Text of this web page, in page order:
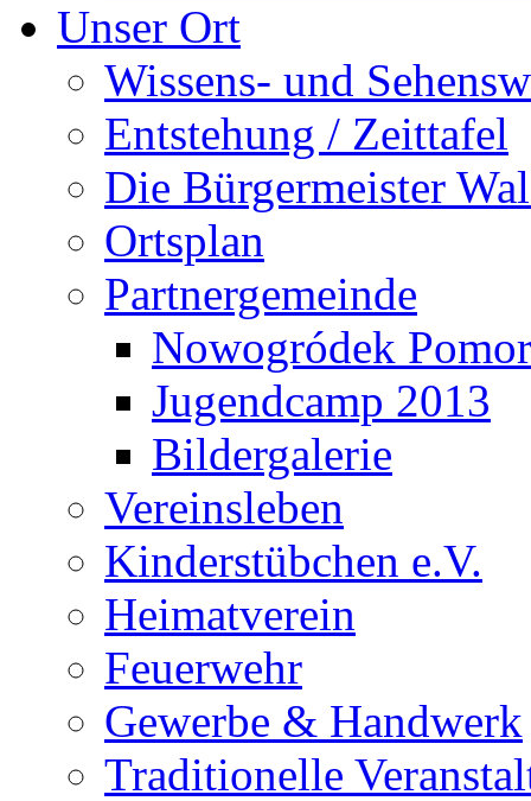
Unser Ort
Wissens- und
Entstehung / Zeittafel
Die Bürgermeister
Ortsplan
Partnergemeinde
Nowogródek
Jugendcamp 2013
Bildergalerie
Vereinsleben
Kinderstübchen e.V.
Heimatverein
Feuerwehr
Gewerbe & Handwerk
Traditionelle